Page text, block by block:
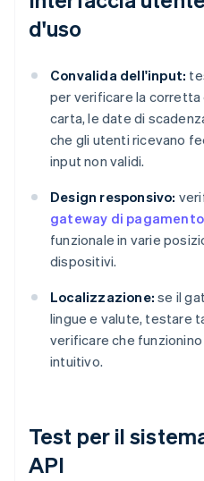
d'uso
Convalida dell'input:
per verificare la corretta
carta, le date di
che gli utenti ricevano
input non validi.
Design responsivo:
gateway di pagamento
funzionale in varie
dispositivi.
Localizzazione: se il
lingue e valute, testare
verificare che
intuitivo.
Test per il
API